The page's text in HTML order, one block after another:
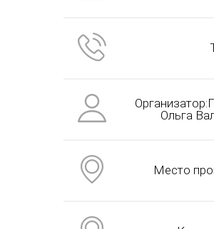
Ольга
Место